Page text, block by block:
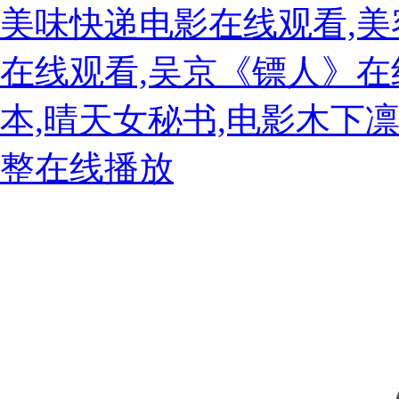
美味快递电影在线观看,
在线观看,吴京《镖人》
本,晴天女秘书,电影木下
整在线播放